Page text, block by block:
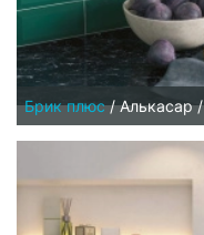
Брик плюс / Алькасар